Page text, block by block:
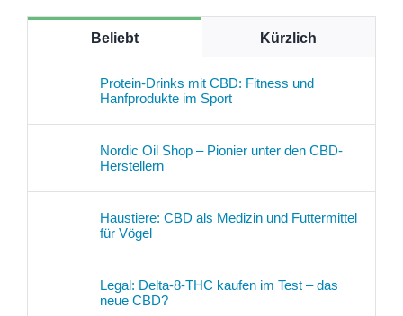
Beliebt Kürzlich
Protein-Drinks mit CBD: Fitness und
Hanfprodukte im Sport
Nordic Oil Shop – Pionier unter den CBD-
Herstellern
Haustiere: CBD als Medizin und Futtermittel
für Vögel
Legal: Delta-8-THC kaufen im Test – das
neue CBD?